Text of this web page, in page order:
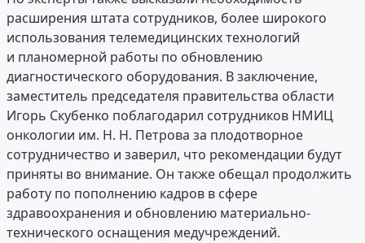
расширения штата сотрудников, более широкого
использования телемедицинских технологий
и планомерной работы по обновлению
диагностического оборудования. В заключение,
заместитель председателя правительства области
Игорь Скубенко поблагодарил сотрудников НМИЦ
онкологии им. Н. Н. Петрова за плодотворное
сотрудничество и заверил, что рекомендации будут
приняты во внимание. Он также обещал продолжить
работу по пополнению кадров в сфере
здравоохранения и обновлению материально-
технического оснащения медучреждений.